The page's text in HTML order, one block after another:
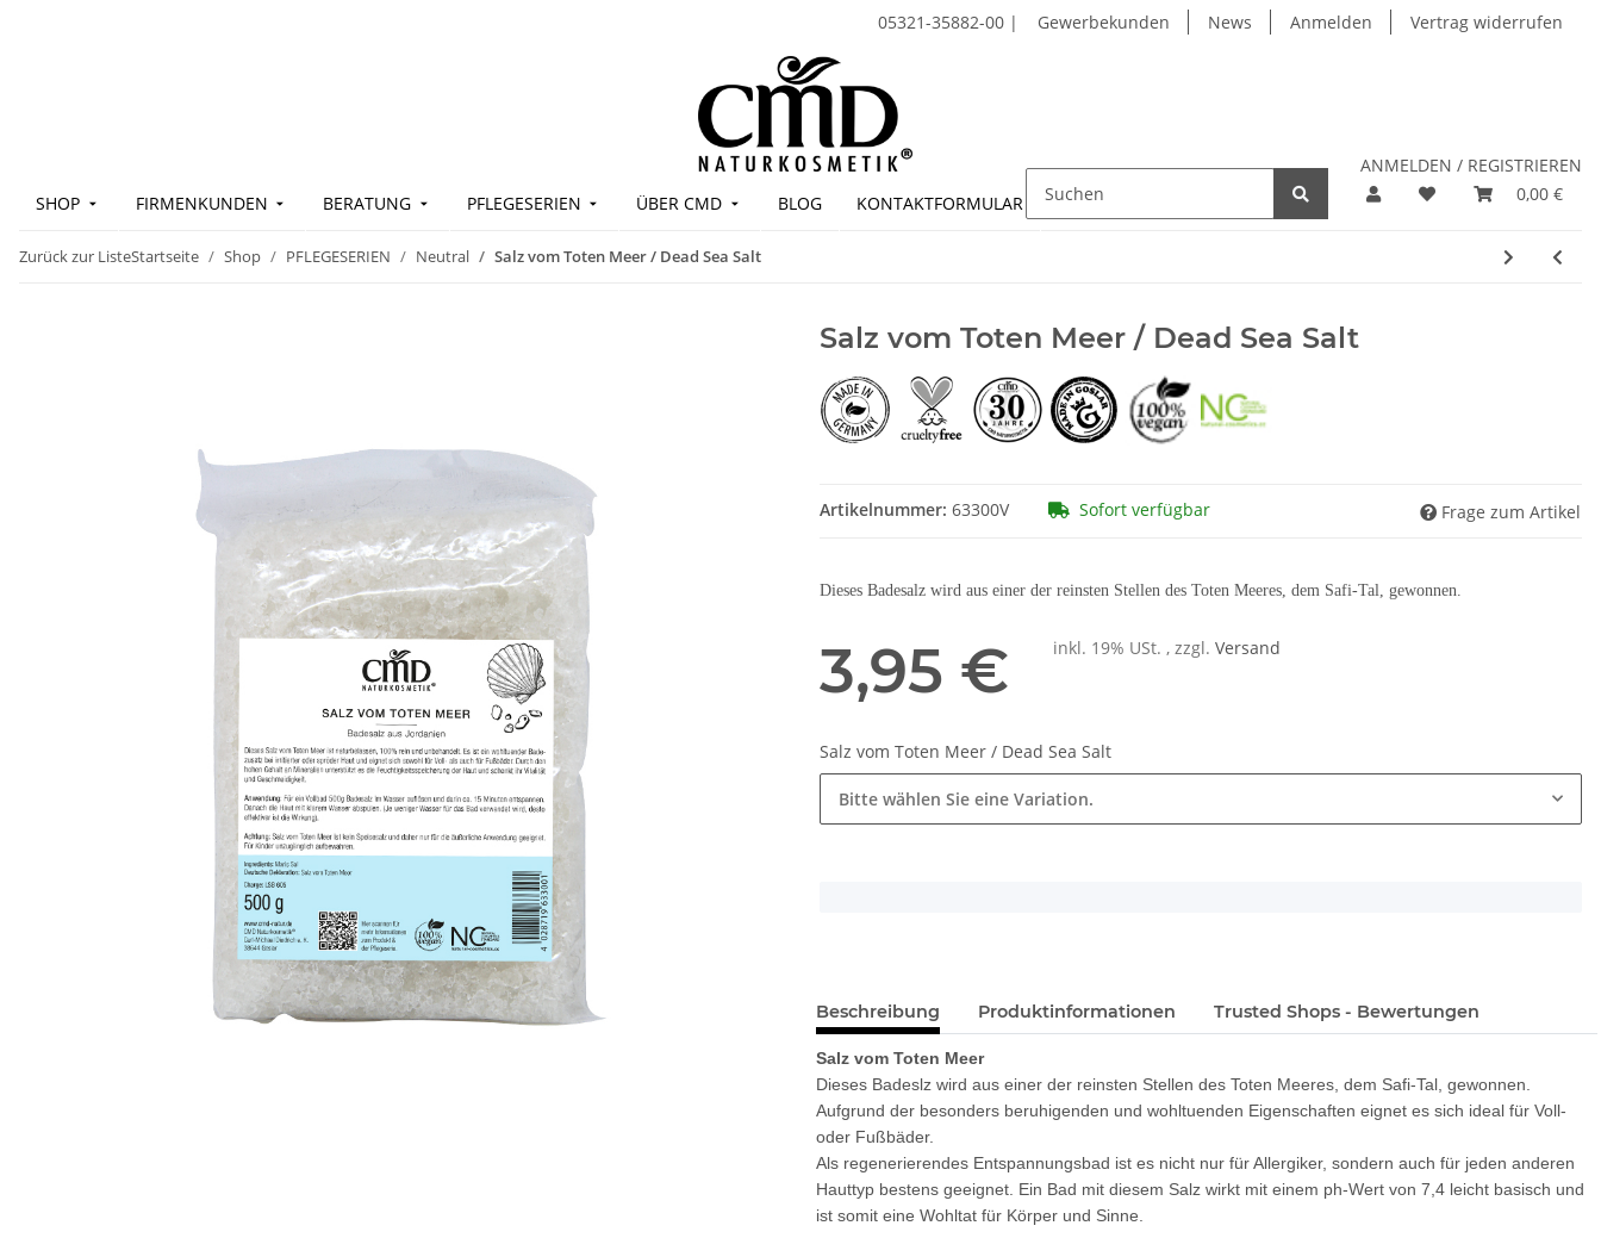
05321-35882-00 | Gewerbekunden News Anmelden Vertrag widerrufen
ANMELDEN / REGISTRIEREN
0,00 €
SHOP FIRMENKUNDEN BERATUNG PFLEGESERIEN ÜBER CMD BLOG KONTAKTFORMULAR
Zurück zur ListeStartseite Shop PFLEGESERIEN Neutral Salz vom Toten Meer / Dead Sea Salt
Salz vom Toten Meer / Dead Sea Salt
Artikelnummer: 63300V Sofort verfügbar Frage zum Artikel
Dieses Badesalz wird aus einer der reinsten Stellen des Toten Meeres, dem Safi-Tal, gewonnen.
3,95 € inkl. 19% USt. , zzgl. Versand
Salz vom Toten Meer / Dead Sea Salt
Bitte wählen Sie eine Variation.
Beschreibung Produktinformationen Trusted Shops - Bewertungen
Salz vom Toten Meer
Dieses Badeslz wird aus einer der reinsten Stellen des Toten Meeres, dem Safi-Tal, gewonnen.
Aufgrund der besonders beruhigenden und wohltuenden Eigenschaften eignet es sich ideal für Voll-
oder Fußbäder.
Als regenerierendes Entspannungsbad ist es nicht nur für Allergiker, sondern auch für jeden anderen
Hauttyp bestens geeignet. Ein Bad mit diesem Salz wirkt mit einem ph-Wert von 7,4 leicht basisch und
ist somit eine Wohltat für Körper und Sinne.